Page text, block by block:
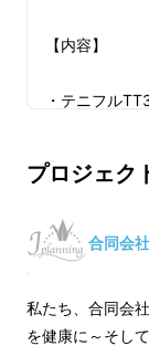
【内容】
・テニフル
プロジェク
合同会
私たち、合同会
を健康に～そし